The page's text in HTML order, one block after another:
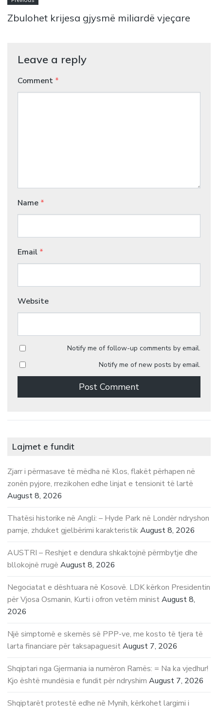
Zbulohet krijesa gjysmë miliardë vjeçare
Leave a reply
Comment *
Name *
Email *
Website
Notify me of follow-up comments by email.
Notify me of new posts by email.
Lajmet e fundit
Zjarr i përmasave të mëdha në Klos, flakët përhapen në
zonën pyjore, rrezikohen edhe linjat e tensionit të lartë
August 8, 2026
Thatësi historike në Angli: – Hyde Park në Londër ndryshon
pamje, zhduket gjelbërimi karakteristikAugust 8, 2026
AUSTRI – Reshjet e dendura shkaktojnë përmbytje dhe
bllokojnë rrugë August 8, 2026
Negociatat e dështuara në Kosovë. LDK kërkon Presidentin
për Vjosa Osmanin, Kurti i ofron vetëm ministAugust 8,
2026
Një simptomë e skemës së PPP-ve, me kosto të tjera të
larta financiare për taksapaguesitAugust 7, 2026
Shqiptari nga Gjermania ia numëron Ramës: = Na ka vjedhur!
Kjo është mundësia e fundit për ndryshim August 7, 2026
Shqiptarët protestë edhe në Mynih, kërkohet largimi i